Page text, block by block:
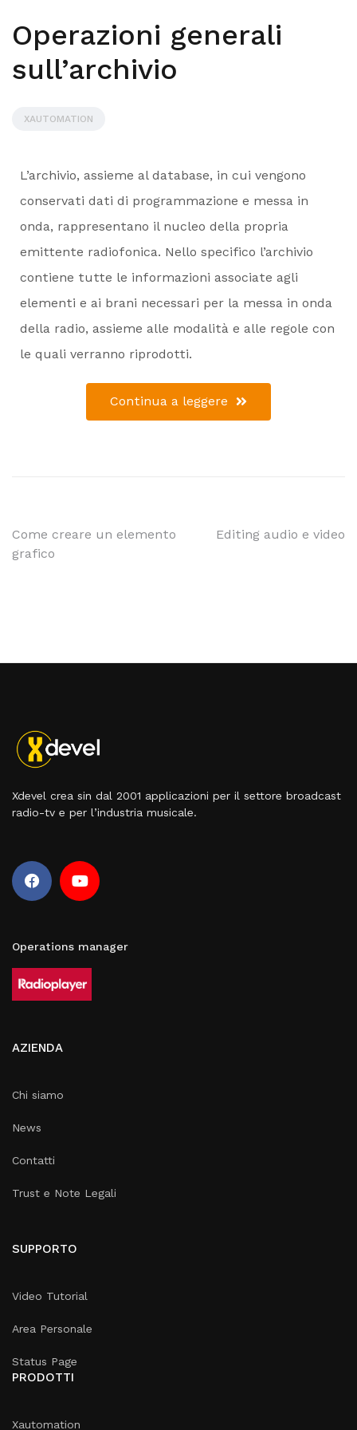
Operazioni generali
sull’archivio
XAUTOMATION
L’archivio, assieme al database, in cui vengono
conservati dati di programmazione e messa in
onda, rappresentano il nucleo della propria
emittente radiofonica. Nello specifico l’archivio
contiene tutte le informazioni associate agli
elementi e ai brani necessari per la messa in onda
della radio, assieme alle modalità e alle regole con
le quali verranno riprodotti.
Continua a leggere
Come creare un elemento
grafico
Editing audio e video
Xdevel crea sin dal 2001 applicazioni per il settore broadcast
radio-tv e per l’industria musicale.
Operations manager
AZIENDA
Chi siamo
News
Contatti
Trust e Note Legali
SUPPORTO
Video Tutorial
Area Personale
Status Page
PRODOTTI
Xautomation